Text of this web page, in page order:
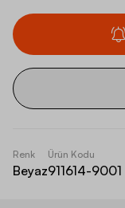
Renk
Beyaz
Ürün Kodu
911614-9001